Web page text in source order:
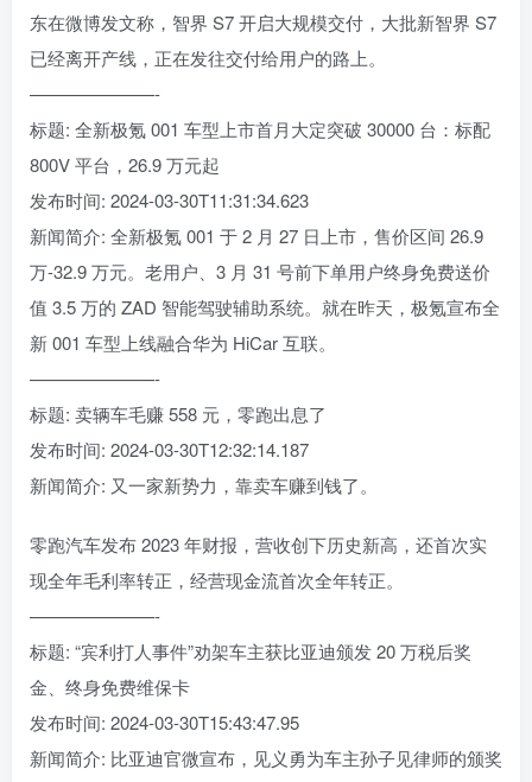
东在微博发文称，智界 S7 开启大规模交付，大批新智界 S7
已经离开产线，正在发往交付给用户的路上。
———————-
标题: 全新极氪 001 车型上市首月大定突破 30000 台：标配
800V 平台，26.9 万元起
发布时间: 2024-03-30T11:31:34.623
新闻简介: 全新极氪 001 于 2 月 27 日上市，售价区间 26.9
万-32.9 万元。老用户、3 月 31 号前下单用户终身免费送价
值 3.5 万的 ZAD 智能驾驶辅助系统。就在昨天，极氪宣布全
新 001 车型上线融合华为 HiCar 互联。
———————-
标题: 卖辆车毛赚 558 元，零跑出息了
发布时间: 2024-03-30T12:32:14.187
新闻简介: 又一家新势力，靠卖车赚到钱了。
零跑汽车发布 2023 年财报，营收创下历史新高，还首次实
现全年毛利率转正，经营现金流首次全年转正。
———————-
标题: “宾利打人事件”劝架车主获比亚迪颁发 20 万税后奖
金、终身免费维保卡
发布时间: 2024-03-30T15:43:47.95
新闻简介: 比亚迪官微宣布，见义勇为车主孙子见律师的颁奖